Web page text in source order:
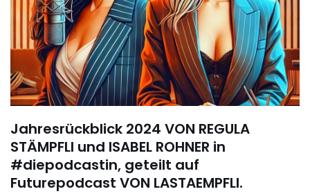
Jahresrückblick 2024 VON REGULA
STÄMPFLI und ISABEL ROHNER in
#diepodcastin, geteilt auf
Futurepodcast VON LASTAEMPFLI.